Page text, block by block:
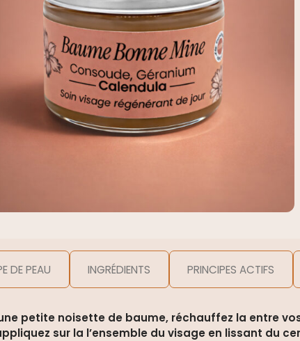
DE PEAU INGRÉDIENTS PRINCIPES ACTIFS
petite noisette de baume, réchauffez la entre
sur la l’ensemble du visage en lissant du